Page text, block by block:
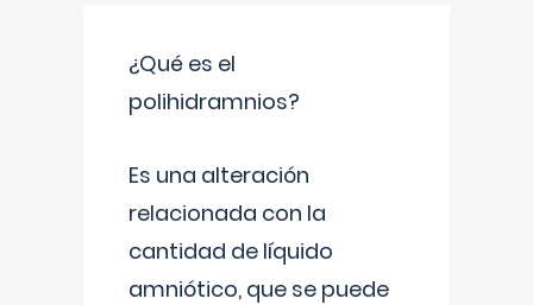
¿Qué es el
polihidramnios?
Es una alteración
relacionada con la
cantidad de líquido
amniótico, que se puede